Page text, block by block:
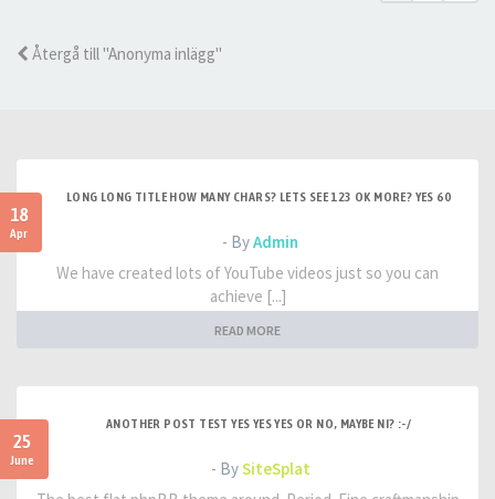
Återgå till "Anonyma inlägg"
18
Apr
LONG LONG TITLE HOW MANY CHARS? LETS SEE 123 OK MORE? YES 60
- ByAdmin
We have created lots of YouTube videos just so you can
achieve [...]
READ MORE
25
June
ANOTHER POST TEST YES YES YES OR NO, MAYBE NI? :-/
- BySiteSplat